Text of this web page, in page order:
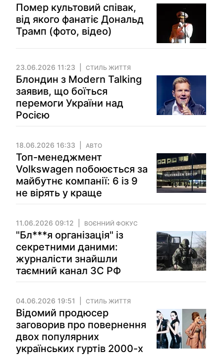
Помер культовий співак,
від якого фанатіє Дональд
Трамп (фото, відео)
23.06.2026 11:23 СТИЛЬ ЖИТТЯ
Блондин з Modern Talking
заявив, що боїться
перемоги України над
Росією
18.06.2026 16:33 АВТО
Топ-менеджмент
Volkswagen побоюється за
майбутнє компанії: 6 із 9
не вірять у краще
11.06.2026 09:12 ВОЄННИЙ ФОКУС
"Бл***я організація" із
секретними даними:
журналісти знайшли
таємний канал ЗС РФ
04.06.2026 19:51 СТИЛЬ ЖИТТЯ
Відомий продюсер
заговорив про повернення
двох популярних
українських гуртів 2000-х